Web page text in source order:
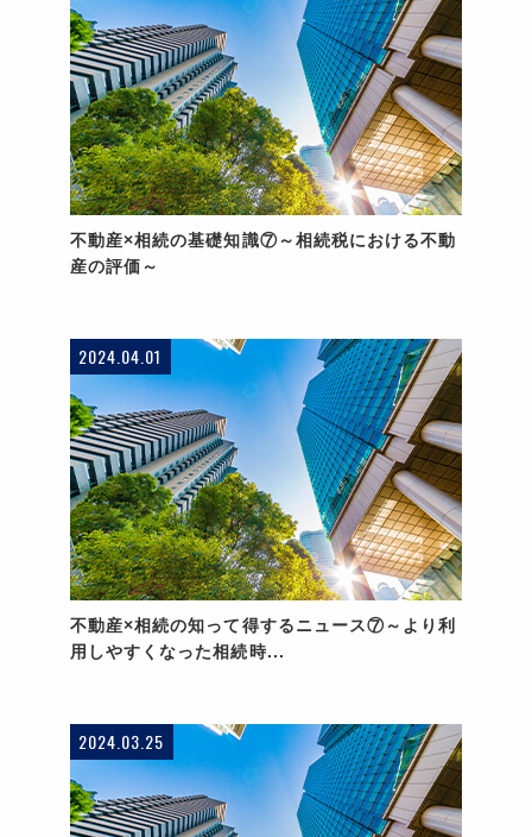
不動産×相続の基礎知識⑦～相続税における不動
産の評価～
2024.04.01
不動産×相続の知って得するニュース⑦～より利
用しやすくなった相続時...
2024.03.25